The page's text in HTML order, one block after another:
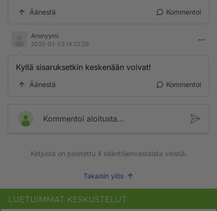
Äänestä Kommentoi
Anonyymi
2025-01-03 14:22:29
Kyllä sisaruksetkin keskenään voivat!
Äänestä Kommentoi
Kommentoi aloitusta...
Ketjusta on poistettu 4 sääntöjenvastaista viestiä.
Takaisin ylös
LUETUIMMAT KESKUSTELUT